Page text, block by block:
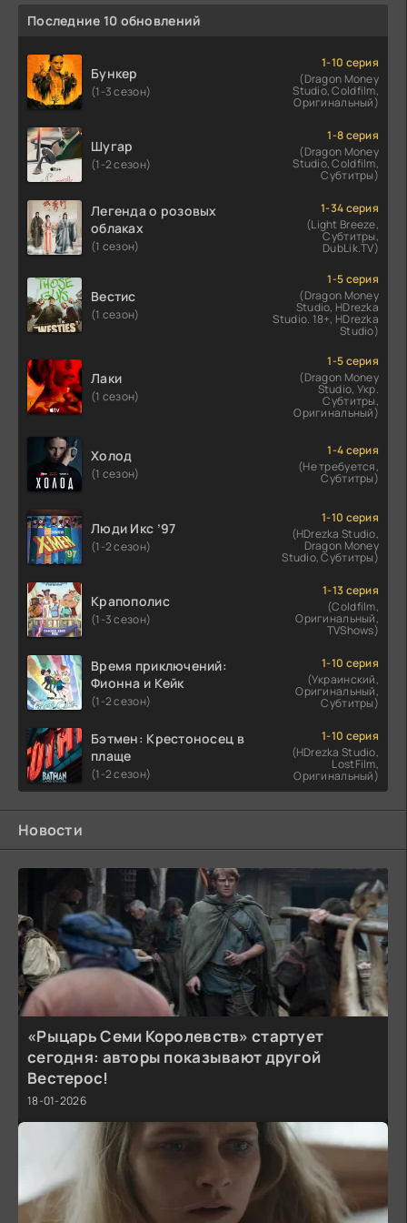
Последние 10 обновлений
Бункер
(1-3 сезон)
1-10 серия
(Dragon Money
Studio, Coldfilm,
Оригинальный)
Шугар
(1-2 сезон)
1-8 серия
(Dragon Money
Studio, Coldfilm,
Субтитры)
Легенда о розовых
облаках
(1 сезон)
1-34 серия
(Light Breeze,
Субтитры,
DubLik.TV)
Вестис
(1 сезон)
1-5 серия
(Dragon Money
Studio, HDrezka
Studio. 18+, HDrezka
Studio)
Лаки
(1 сезон)
1-5 серия
(Dragon Money
Studio, Укр.
Субтитры,
Оригинальный)
Холод
(1 сезон)
1-4 серия
(Не требуется,
Субтитры)
Люди Икс ’97
(1-2 сезон)
1-10 серия
(HDrezka Studio,
Dragon Money
Studio, Субтитры)
Крапополис
(1-3 сезон)
1-13 серия
(Coldfilm,
Оригинальный,
TVShows)
Время приключений:
Фионна и Кейк
(1-2 сезон)
1-10 серия
(Украинский,
Оригинальный,
Субтитры)
Бэтмен: Крестоносец в
плаще
(1-2 сезон)
1-10 серия
(HDrezka Studio,
LostFilm,
Оригинальный)
Новости
«Рыцарь Семи Королевств» стартует
сегодня: авторы показывают другой
Вестерос!
18-01-2026